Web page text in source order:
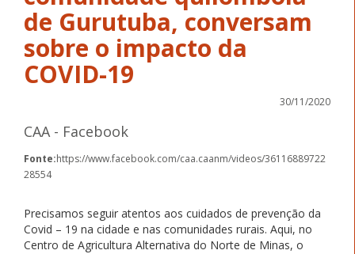
de Gurutuba, conversam
sobre o impacto da
COVID-19
30/11/2020
CAA - Facebook
Fonte:https://www.facebook.com/caa.caanm/videos/36116889722
28554
Precisamos seguir atentos aos cuidados de prevenção da
Covid – 19 na cidade e nas comunidades rurais. Aqui, no
Centro de Agricultura Alternativa do Norte de Minas, o